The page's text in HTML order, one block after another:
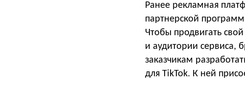
Ранее рекламная
партнерской
Чтобы продвигать
и аудитории сервиса,
заказчикам
для TikTok. К ней